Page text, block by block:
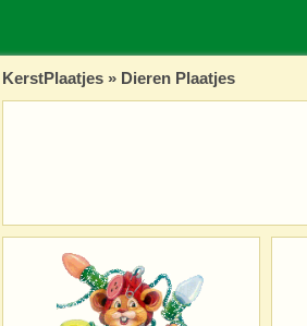
KerstPlaatjes » Dieren Plaatjes